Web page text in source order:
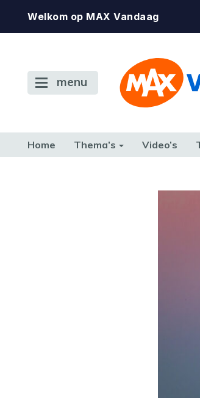
Welkom op MAX Vandaag
menu
Home Thema’s Video’s